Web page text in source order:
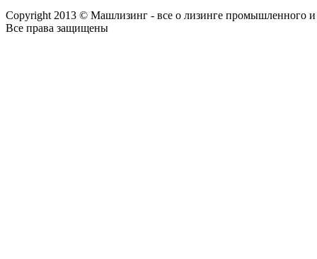
Copyright 2013 © Машлизинг - все о лизинге промышленного и
Все права защищены